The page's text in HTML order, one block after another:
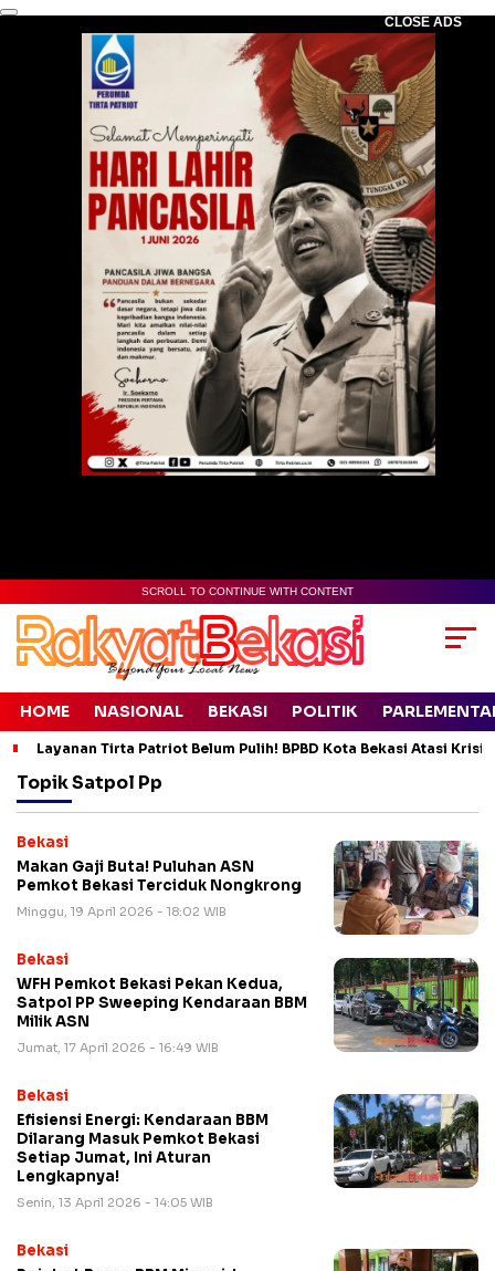
CLOSE ADS
SCROLL TO CONTINUE WITH CONTENT
HOME NASIONAL BEKASI POLITIK
Layanan Tirta Patriot Belum Pulih! BPBD Kota Bekasi Atasi
TopikSatpol Pp
Bekasi
Makan Gaji Buta! Puluhan ASN
Pemkot Bekasi Terciduk Nongkrong
Minggu, 19 April 2026 - 18:02 WIB
Bekasi
WFH Pemkot Bekasi Pekan Kedua,
Satpol PP Sweeping Kendaraan BBM
Milik ASN
Jumat, 17 April 2026 - 16:49 WIB
Bekasi
Efisiensi Energi: Kendaraan BBM
Dilarang Masuk Pemkot Bekasi
Setiap Jumat, Ini Aturan
Lengkapnya!
Senin, 13 April 2026 - 14:05 WIB
Bekasi